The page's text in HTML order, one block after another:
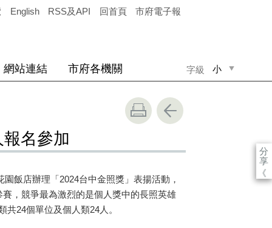
English RSS及API 回首頁 市府電子報
字級 小
網站連結 市府各機關
分
享
《
名參加
飯店辦理「2024台中金照獎」表揚活動，
，競爭最為激烈的是個人獎中的長照英雄
24個單位及個人類24人。